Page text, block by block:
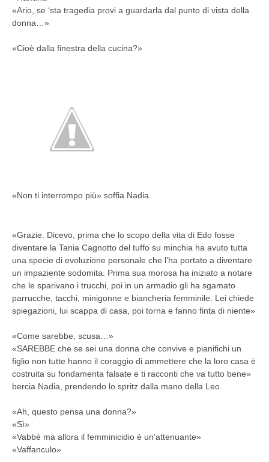
«Ario, se ‘sta tragedia provi a guardarla dal punto di vista della
donna…»
«Cioè dalla finestra della cucina?»
«Non ti interrompo più» soffia Nadia.
«Grazie. Dicevo, prima che lo scopo della vita di Edo fosse
diventare la Tania Cagnotto del tuffo su minchia ha avuto tutta
una specie di evoluzione personale che l’ha portato a diventare
un impaziente sodomita. Prima sua morosa ha iniziato a notare
che le sparivano i trucchi, poi in un armadio gli ha sgamato
parrucche, tacchi, minigonne e biancheria femminile. Lei chiede
spiegazioni, lui scappa di casa, poi torna e fanno finta di niente»
«Come sarebbe, scusa…»
«SAREBBE che se sei una donna che convive e pianifichi un
figlio non tutte hanno il coraggio di ammettere che la loro casa è
costruita su fondamenta falsate e ti racconti che va tutto bene»
bercia Nadia, prendendo lo spritz dalla mano della Leo.
«Ah, questo pensa una donna?»
«Sì»
«Vabbè ma allora il femminicidio è un’attenuante»
«Vaffanculo»